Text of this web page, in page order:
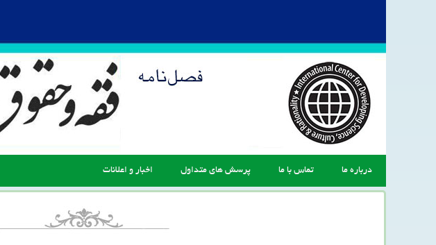
درباره ما تماس با ما پرسش های متداول اخبار و اعلانات